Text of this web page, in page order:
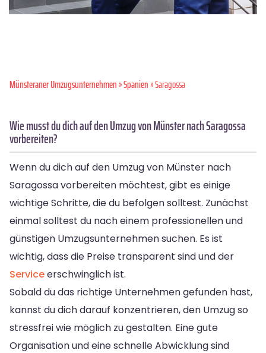
Münsteraner Umzugsunternehmen»Spanien» Saragossa
Wie musst du dich auf den Umzug von Münster nach Saragossa
vorbereiten?
Wenn du dich auf den Umzug von Münster nach
Saragossa vorbereiten möchtest, gibt es einige
wichtige Schritte, die du befolgen solltest. Zunächst
einmal solltest du nach einem professionellen und
günstigen Umzugsunternehmen suchen. Es ist
wichtig, dass die Preise transparent sind und der
Serviceerschwinglich ist.
Sobald du das richtige Unternehmen gefunden hast,
kannst du dich darauf konzentrieren, den Umzug so
stressfrei wie möglich zu gestalten. Eine gute
Organisation und eine schnelle Abwicklung sind